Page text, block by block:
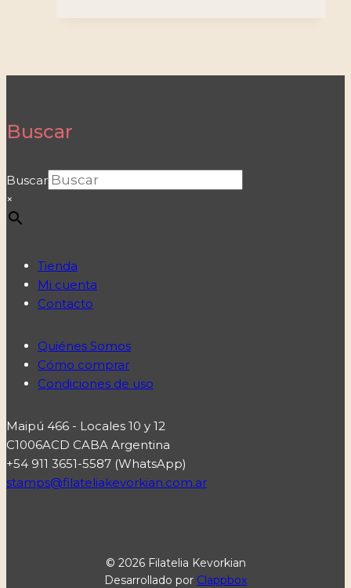
Buscar
Buscar
×
Tienda
Mi cuenta
Contacto
Quiénes Somos
Cómo comprar
Condiciones de uso
Maipú 466 - Locales 10 y 12
C1006ACD CABA Argentina
+54 911 3651-5587 (WhatsApp)
stamps@filateliakevorkian.com.ar
© 2026 Filatelia Kevorkian
Desarrollado por Clappbox